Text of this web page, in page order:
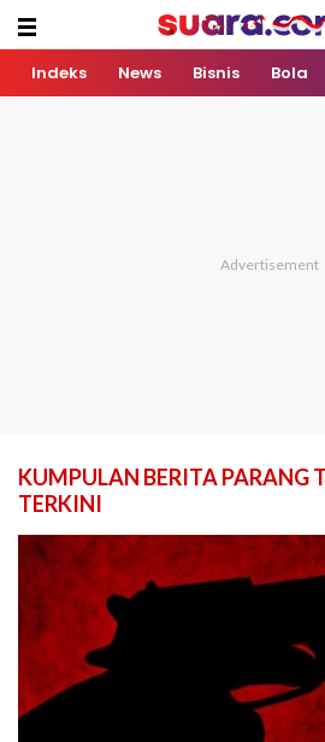
Indeks News Bisnis Bola
KUMPULAN BERITA PARANG
TERKINI